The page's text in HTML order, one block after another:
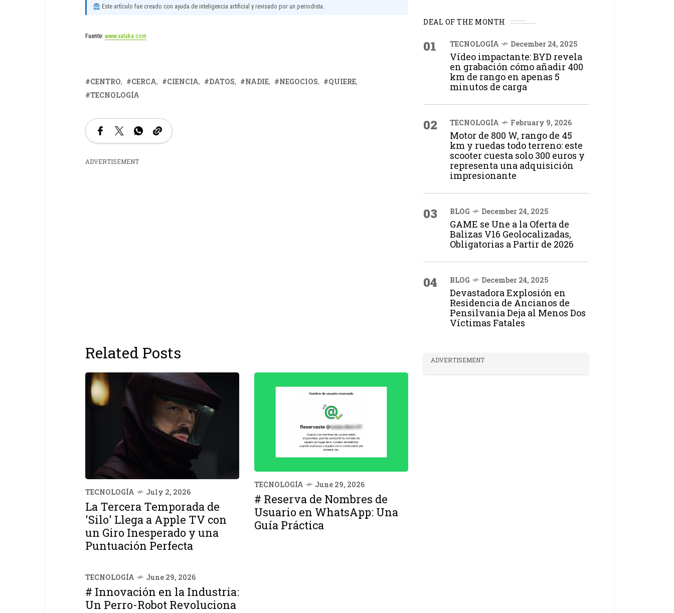
Este artículo fue creado con ayuda de inteligencia artificial y revisado por un periodista.
Fuente: www.xataka.com
CENTRO CERCA CIENCIA DATOS NADIE NEGOCIOS
QUIERE
TECNOLOGÍA
ADVERTISEMENT
Related Posts
TECNOLOGÍA July 2, 2026
La Tercera Temporada de
'Silo' Llega a Apple TV con
un Giro Inesperado y una
Puntuación Perfecta
TECNOLOGÍA June 29, 2026
# Reserva de Nombres de
Usuario en WhatsApp: Una
Guía Práctica
TECNOLOGÍA June 29, 2026
# Innovación en la Industria:
Un Perro-Robot Revoluciona
DEAL OF THE MONTH
01 TECNOLOGÍA December 24, 2025
Vídeo impactante: BYD revela
en grabación cómo añadir 400
km de rango en apenas 5
minutos de carga
02 TECNOLOGÍA February 9, 2026
Motor de 800 W, rango de 45
km y ruedas todo terreno: este
scooter cuesta solo 300 euros y
representa una adquisición
impresionante
03 BLOG December 24, 2025
GAME se Une a la Oferta de
Balizas V16 Geolocalizadas,
Obligatorias a Partir de 2026
04 BLOG December 24, 2025
Devastadora Explosión en
Residencia de Ancianos de
Pensilvania Deja al Menos Dos
Víctimas Fatales
ADVERTISEMENT